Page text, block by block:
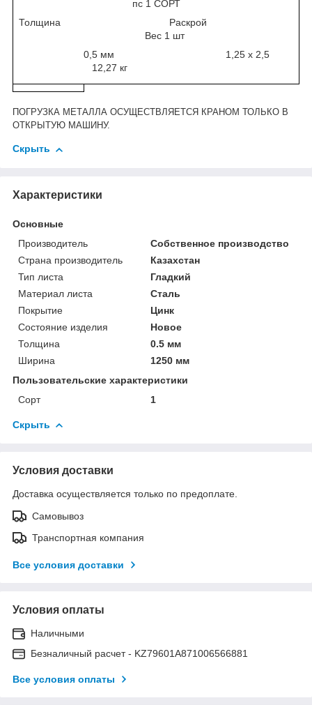
пс 1 СОРТ
Толщина Раскрой
Вес 1 шт
0,5 мм 1,25 х 2,5
12,27 кг
ПОГРУЗКА МЕТАЛЛА ОСУЩЕСТВЛЯЕТСЯ КРАНОМ ТОЛЬКО В
ОТКРЫТУЮ МАШИНУ.
Скрыть
Характеристики
Основные
Производитель
Собственное производство
Страна производитель
Казахстан
Тип листа
Гладкий
Материал листа
Сталь
Покрытие
Цинк
Состояние изделия
Новое
Толщина
0.5 мм
Ширина
1250 мм
Пользовательские характеристики
Сорт
1
Скрыть
Условия доставки
Доставка осуществляется только по предоплате.
Самовывоз
Транспортная компания
Все условия доставки
Условия оплаты
Наличными
Безналичный расчет - KZ79601A871006566881
Все условия оплаты